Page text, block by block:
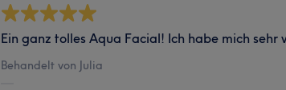
Ein ganz tolles Aqua Facial! Ich habe mich sehr
Behandelt von Julia